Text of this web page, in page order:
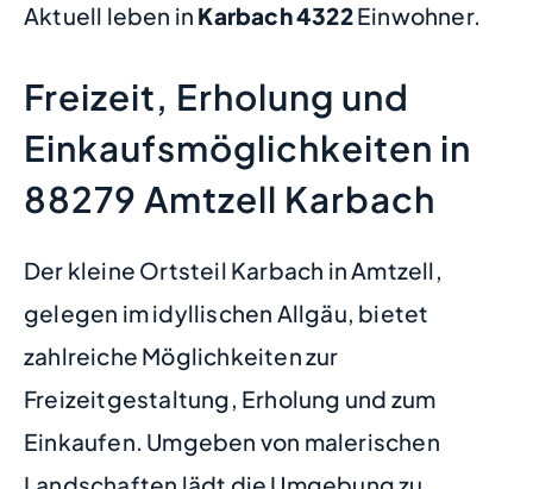
Aktuell leben in Karbach4322Einwohner.
Freizeit, Erholung und
Einkaufsmöglichkeiten in
88279 Amtzell Karbach
Der kleine Ortsteil Karbach in Amtzell,
gelegen im idyllischen Allgäu, bietet
zahlreiche Möglichkeiten zur
Freizeitgestaltung, Erholung und zum
Einkaufen. Umgeben von malerischen